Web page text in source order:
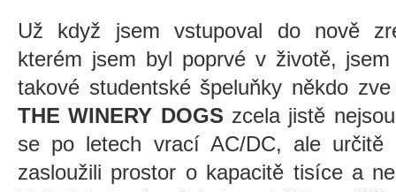
Už když jsem vstupoval do nově
kterém jsem byl poprvé v životě,
takové studentské špeluňky někdo
THE WINERY DOGS zcela jistě
se po letech vrací AC/DC, ale určitě
zasloužili prostor o kapacitě tisíce a